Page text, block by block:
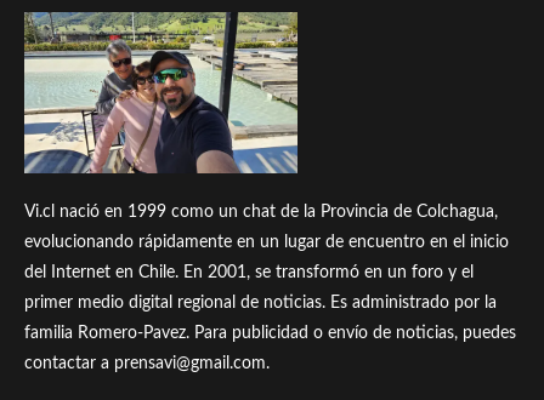
Vi.cl nació en 1999 como un chat de la Provincia de Colchagua,
evolucionando rápidamente en un lugar de encuentro en el inicio
del Internet en Chile. En 2001, se transformó en un foro y el
primer medio digital regional de noticias. Es administrado por la
familia Romero-Pavez. Para publicidad o envío de noticias, puedes
contactar a prensavi@gmail.com.